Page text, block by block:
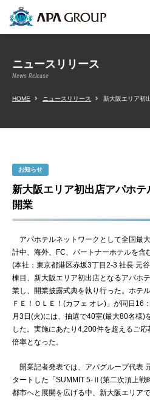
ニュースリリース
News Release
HOME ニュースリリース 新大阪エリア初
お知らせ
新大阪エリア初出店アパホテ
開業
アパホテルネットワークとして全国最
計中、海外、FC、パートナーホテルを含
(本社：東京都港区赤坂3丁目2‐3 社長 元
棟目、新大阪エリア初出店となるアパホ
業し、開業披露式典を執り行った。ホテ
ＦＥ！ＯＬＥ！(カフェ オレ)」が同日16
月3日(火)には、抽選で40室(最大80名様)
した。実施にあたり4,200件を超えるご
倍率となった。
開業記者発表では、アパグループ代表
タートした「SUMMIT 5-Ⅱ(第二次頂上戦
都市へと展開を広げる中、新大阪エリア